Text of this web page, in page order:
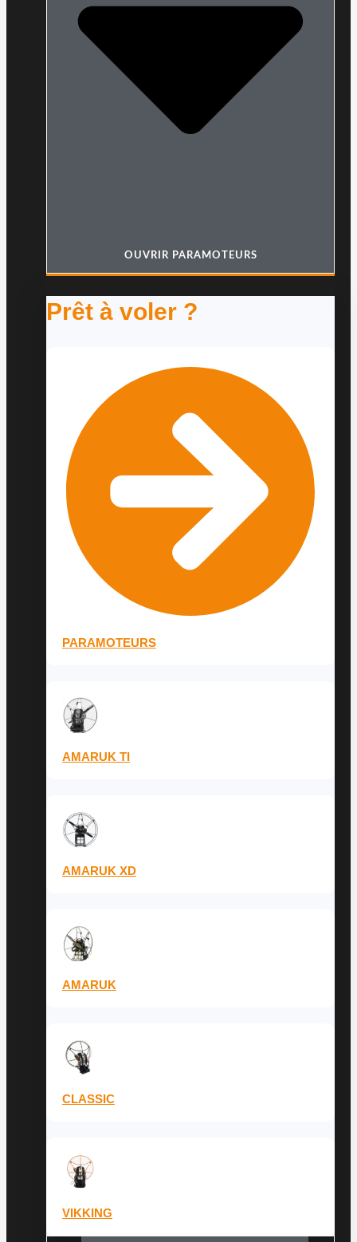
OUVRIR PARAMOTEURS
Prêt à voler ?
PARAMOTEURS
AMARUK TI
AMARUK XD
AMARUK
CLASSIC
VIKKING